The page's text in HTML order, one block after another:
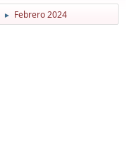
► Febrero 2024